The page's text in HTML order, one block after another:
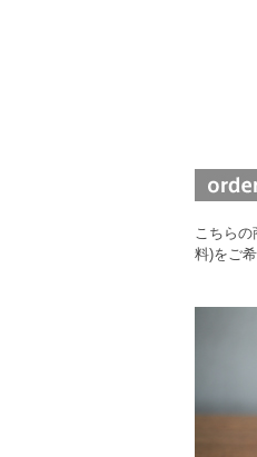
こちら
料)をご